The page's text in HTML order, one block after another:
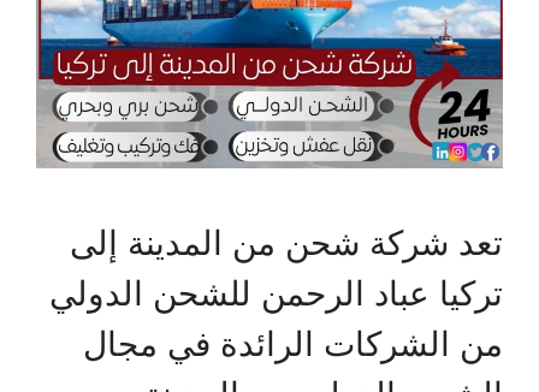
تعد شركة شحن من المدينة إلى
تركيا عباد الرحمن للشحن الدولي
من الشركات الرائدة في مجال